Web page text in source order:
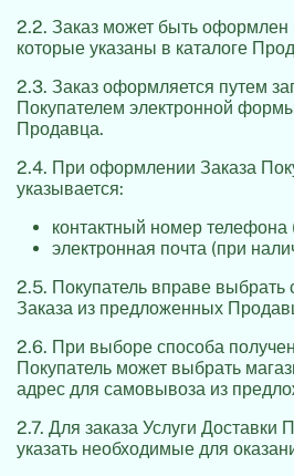
2.2. Заказ может быть оформлен
которые указаны в каталоге
2.3. Заказ оформляется путем
Покупателем электронной
Продавца.
2.4. При оформлении Заказа
указывается:
контактный номер телефона
электронная почта (при
2.5. Покупатель вправе выбрать
Заказа из предложенных
2.6. При выборе способа
Покупатель может выбрать
адрес для самовывоза из
2.7. Для заказа Услуги Доставки
указать необходимые для